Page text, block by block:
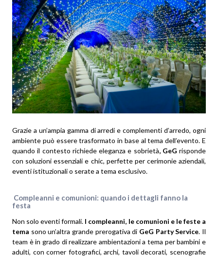
Grazie a un’ampia gamma di arredi e complementi d’arredo, ogni
ambiente può essere trasformato in base al tema dell’evento. E
quando il contesto richiede eleganza e sobrietà, GeG risponde
con soluzioni essenziali e chic, perfette per cerimonie aziendali,
eventi istituzionali o serate a tema esclusivo.
Compleanni e comunioni: quando i dettagli fanno la
festa
Non solo eventi formali. I compleanni, le comunioni e le feste a
tema sono un’altra grande prerogativa di GeG Party Service. Il
team è in grado di realizzare ambientazioni a tema per bambini e
adulti, con corner fotografici, archi, tavoli decorati, scenografie